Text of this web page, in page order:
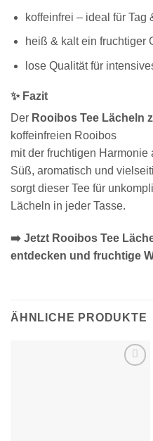
koffeinfrei – ideal für Tag
heiß & kalt ein fruchtiger
lose Qualität für
✨ Fazit
Der Rooibos Tee Lächeln
koffeinfreien Rooibos
mit der fruchtigen
Süß, aromatisch und
sorgt dieser Tee für
Lächeln in jeder Tasse.
➡️ Jetzt Rooibos Tee
entdecken und fruchtige
ÄHNLICHE PRODUKTE